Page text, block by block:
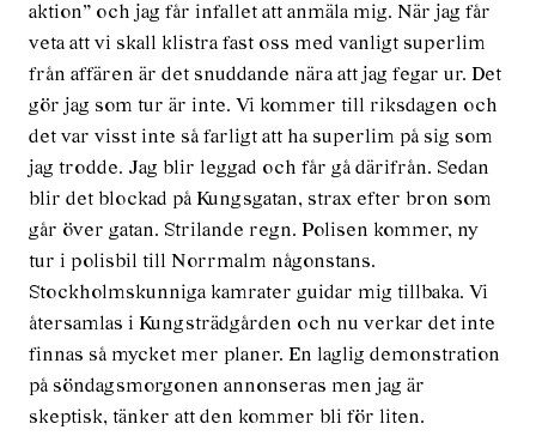
aktion” och jag får infallet att anmäla mig. När jag får
veta att vi skall klistra fast oss med vanligt superlim
från affären är det snuddande nära att jag fegar ur. Det
gör jag som tur är inte. Vi kommer till riksdagen och
det var visst inte så farligt att ha superlim på sig som
jag trodde. Jag blir leggad och får gå därifrån. Sedan
blir det blockad på Kungsgatan, strax efter bron som
går över gatan. Strilande regn. Polisen kommer, ny
tur i polisbil till Norrmalm någonstans.
Stockholmskunniga kamrater guidar mig tillbaka. Vi
återsamlas i Kungsträdgården och nu verkar det inte
finnas så mycket mer planer. En laglig demonstration
på söndagsmorgonen annonseras men jag är
skeptisk, tänker att den kommer bli för liten.